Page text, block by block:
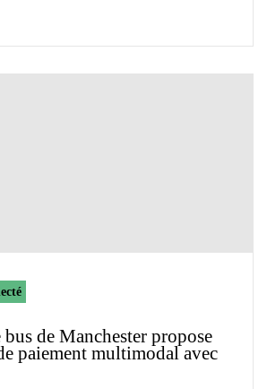
bus de Manchester propose
paiement multimodal avec